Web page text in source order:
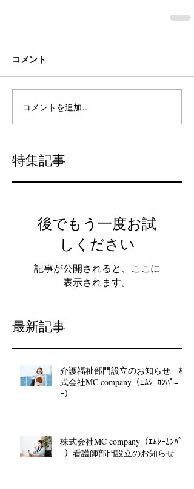
コメント
コメントを追加…
特集記事
後でもう一度お試
しください
記事が公開されると、ここに
表示されます。
最新記事
介護福祉部門設立のお知らせ 株
式会社MC company（ｴﾑｼｰｶﾝﾊﾟﾆ
ｰ）
株式会社MC company（ｴﾑｼｰｶﾝﾊﾟﾆ
ｰ）看護師部門設立のお知らせ